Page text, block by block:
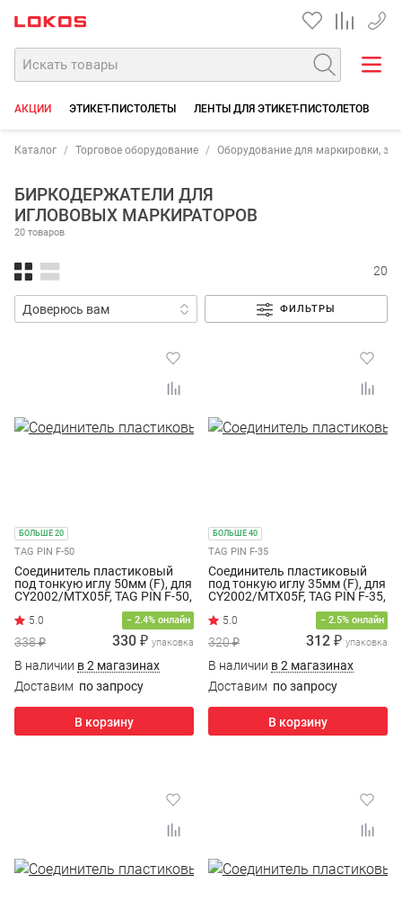
+7
АКЦИИ ЭТИКЕТ-ПИСТОЛЕТЫ ЛЕНТЫ ДЛЯ ЭТИКЕТ-ПИСТОЛЕТОВ
Каталог Торговое оборудование Оборудование для маркировки,
БИРКОДЕРЖАТЕЛИ ДЛЯ
ИГЛОВОВЫХ МАРКИРАТОРОВ
20 товаров
20
ФИЛЬТРЫ
БОЛЬШЕ 20
TAG PIN F-50
Соединитель пластиковый
под тонкую иглу 50мм (F), для
CY2002/MTX05F, TAG PIN F-50,
− 2.4% онлайн
338 ₽ 330 ₽ упаковка
В наличии в 2 магазинах
Доставим по запросу
В корзину
БОЛЬШЕ 40
TAG PIN F-35
Соединитель пластиковый
под тонкую иглу 35мм (F), для
CY2002/MTX05F, TAG PIN F-35,
− 2.5% онлайн
320 ₽ 312 ₽ упаковка
В наличии в 2 магазинах
Доставим по запросу
В корзину